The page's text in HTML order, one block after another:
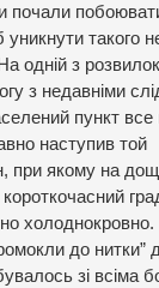
почали
такого
одній з
з недавніми
пункт все
наступив той
при якому на
короткочасний
холоднокровно.
до нитки”
зі всіма